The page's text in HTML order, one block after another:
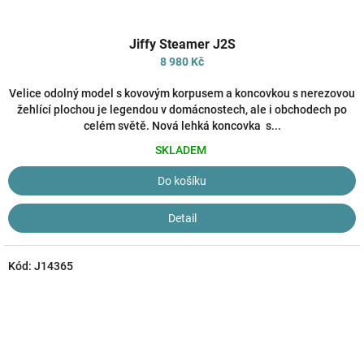
hodnocení
produktu
4,9
z
5
Jiffy Steamer J2S
8 980 Kč
Velice odolný model s kovovým korpusem a koncovkou s nerezovou
žehlící plochou je legendou v domácnostech, ale i obchodech po
celém světě. Nová lehká koncovka s...
SKLADEM
Do košíku
Detail
Kód: J14365